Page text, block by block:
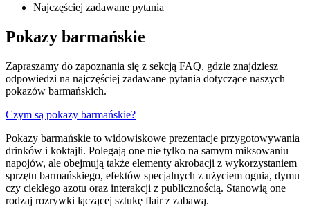
Najczęściej zadawane pytania
Pokazy barmańskie
Zapraszamy do zapoznania się z sekcją FAQ, gdzie znajdziesz
odpowiedzi na najczęściej zadawane pytania dotyczące naszych
pokazów barmańskich.
Czym są pokazy barmańskie?
Pokazy barmańskie to widowiskowe prezentacje przygotowywania
drinków i koktajli. Polegają one nie tylko na samym miksowaniu
napojów, ale obejmują także elementy akrobacji z wykorzystaniem
sprzętu barmańskiego, efektów specjalnych z użyciem ognia, dymu
czy ciekłego azotu oraz interakcji z publicznością. Stanowią one
rodzaj rozrywki łączącej sztukę flair z zabawą.